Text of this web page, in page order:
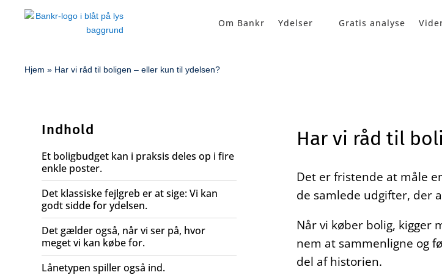
Om Bankr Ydelser Gratis analyse
Hjem » Har vi råd til boligen – eller kun til ydelsen?
Indhold
Et boligbudget kan i praksis deles op i fire
enkle poster.
Det klassiske fejlgreb er at sige: Vi kan
godt sidde for ydelsen.
Det gælder også, når vi ser på, hvor
meget vi kan købe for.
Lånetypen spiller også ind.
Har vi råd til
Det er fristende at måle
de samlede udgifter, der
Når vi køber bolig, kigger
nem at sammenligne og
del af historien.